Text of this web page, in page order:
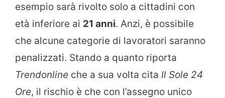
esempio sarà rivolto solo a cittadini con
età inferiore ai 21 anni. Anzi, è possibile
che alcune categorie di lavoratori saranno
penalizzati. Stando a quanto riporta
Trendonline che a sua volta cita Il Sole 24
Ore, il rischio è che con l’assegno unico